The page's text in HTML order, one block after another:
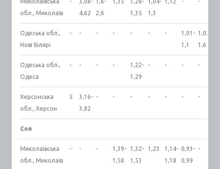
Миколаївська
обл., Миколаїв
-
3,08-
4,62
1,6-
2,6
1,35
1,28-
1,35
1,04-
1,3
1,12 - -
Одеська обл.,
Нові Білярі
- - - - - - -
1,01-
1,1
1,02-
1,6
Одеська обл.,
Одеса
- - - -
1,22-
1,29
- - - -
Херсонська
обл., Херсон
5
3,16-
3,82
- - - - - - -
Соя
Миколаївська
обл., Миколаїв
- - -
1,39-
1,58
1,32-
1,53
1,23
1,14-
1,18
0,93-
0,99
-